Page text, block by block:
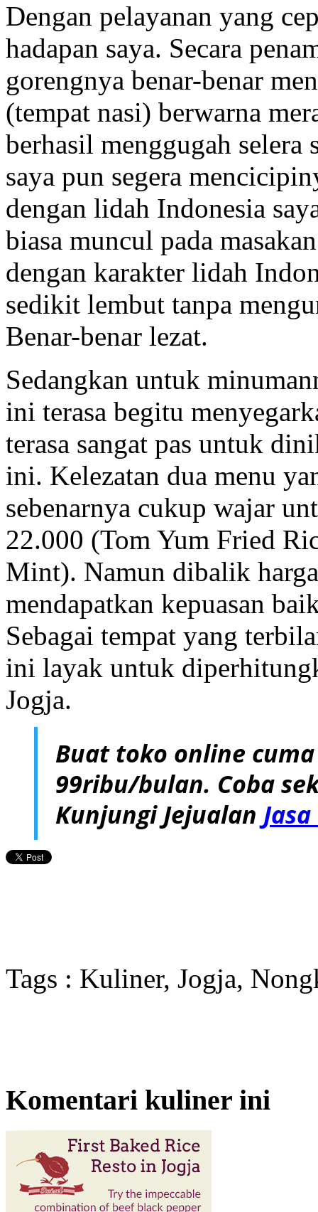
Dengan pelayanan yang
hadapan saya. Secara
gorengnya benar-benar
(tempat nasi) berwarna
berhasil menggugah selera
saya pun segera
dengan lidah Indonesia
biasa muncul pada
dengan karakter lidah
sedikit lembut tanpa
Benar-benar lezat.
Sedangkan untuk
ini terasa begitu
terasa sangat pas untuk
ini. Kelezatan dua menu
sebenarnya cukup wajar
22.000 (Tom Yum Fried
Mint). Namun dibalik
mendapatkan kepuasan
Sebagai tempat yang
ini layak untuk
Jogja.
Buat toko online
99ribu/bulan. Coba
Kunjungi Jejualan
Tags : Kuliner, Jogja,
Komentari kuliner ini